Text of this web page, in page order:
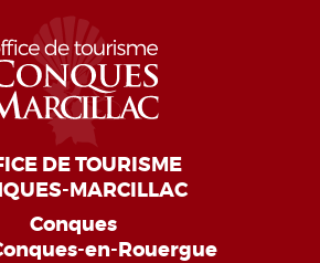
DE TOURISME
MARCILLAC
Conques
en-Rouergue